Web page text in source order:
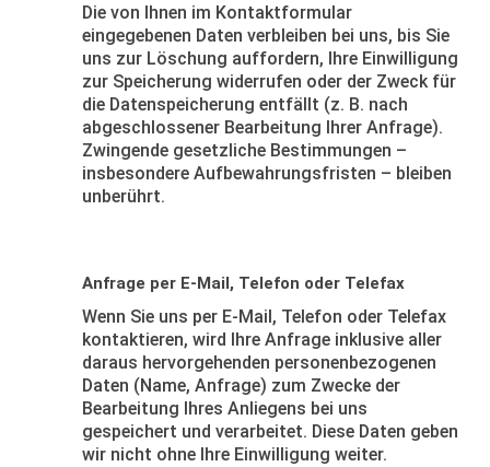
Die von Ihnen im Kontaktformular
eingegebenen Daten verbleiben bei uns, bis Sie
uns zur Löschung auffordern, Ihre Einwilligung
zur Speicherung widerrufen oder der Zweck für
die Datenspeicherung entfällt (z. B. nach
abgeschlossener Bearbeitung Ihrer Anfrage).
Zwingende gesetzliche Bestimmungen –
insbesondere Aufbewahrungsfristen – bleiben
unberührt.
Anfrage per E-Mail, Telefon oder Telefax
Wenn Sie uns per E-Mail, Telefon oder Telefax
kontaktieren, wird Ihre Anfrage inklusive aller
daraus hervorgehenden personenbezogenen
Daten (Name, Anfrage) zum Zwecke der
Bearbeitung Ihres Anliegens bei uns
gespeichert und verarbeitet. Diese Daten geben
wir nicht ohne Ihre Einwilligung weiter.